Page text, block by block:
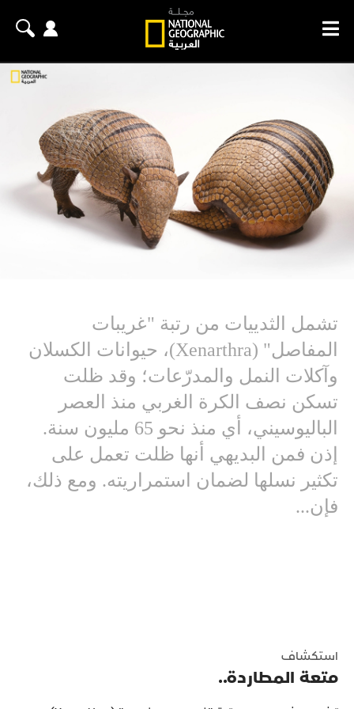
تشمل الثدييات من رتبة "غريبات
المفاصل" (Xenarthra)، حيوانات الكسلان
وآكلات النمل والمدرّعات؛ وقد ظلت
تسكن نصف الكرة الغربي منذ العصر
الباليوسيني، أي منذ نحو 65 مليون سنة.
إذن فمن البديهي أنها ظلت تعمل على
تكثير نسلها لضمان استمراريته. ومع ذلك،
فإن...
استكشاف
متعة المطاردة..